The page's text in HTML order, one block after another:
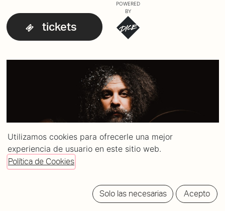
tickets
POWERED
BY
Utilizamos cookies para ofrecerle una mejor
experiencia de usuario en este sitio web.
Política de Cookies
Solo las necesarias Acepto